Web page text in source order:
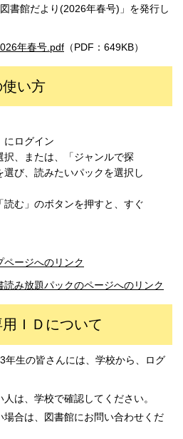
書館だより(2026年春号)」を発行し
年春号.pdf （PDF：649KB）
い方
にログイン
択、または、「ジャンルで探
び、読みたいパックを選択し
む」のボタンを押すと、すぐ
ージへのリンク
み放題パックのページへのリンク
ＩＤについて
年生の皆さんには、学校から、ログ
は、学校で確認してください。
合は、図書館にお問い合わせくだ